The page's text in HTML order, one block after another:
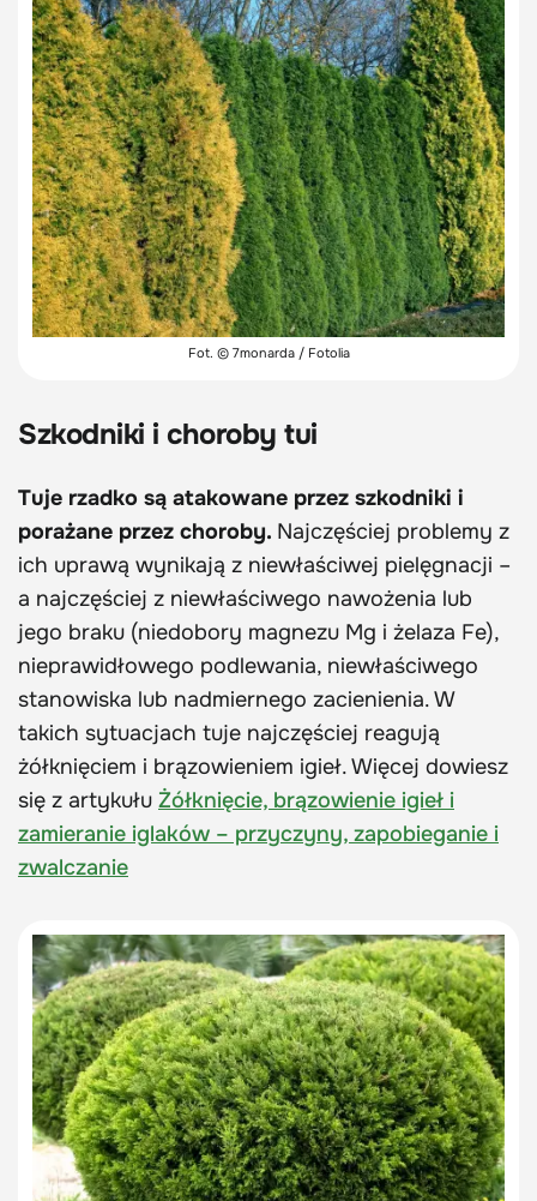
Fot. © 7monarda / Fotolia
Szkodniki i choroby tui
Tuje rzadko są atakowane przez szkodniki i
porażane przez choroby. Najczęściej problemy z
ich uprawą wynikają z niewłaściwej pielęgnacji –
a najczęściej z niewłaściwego nawożenia lub
jego braku (niedobory magnezu Mg i żelaza Fe),
nieprawidłowego podlewania, niewłaściwego
stanowiska lub nadmiernego zacienienia. W
takich sytuacjach tuje najczęściej reagują
żółknięciem i brązowieniem igieł. Więcej dowiesz
się z artykułu Żółknięcie, brązowienie igieł i
zamieranie iglaków – przyczyny, zapobieganie i
zwalczanie